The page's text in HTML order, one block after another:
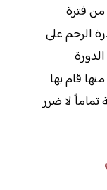
من فترة
الرحم على
قام بها
تماماً لا ضرر